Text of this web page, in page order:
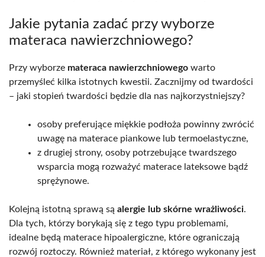
Jakie pytania zadać przy wyborze
materaca nawierzchniowego?
Przy wyborze materaca nawierzchniowego warto
przemyśleć kilka istotnych kwestii. Zacznijmy od twardości
– jaki stopień twardości będzie dla nas najkorzystniejszy?
osoby preferujące miękkie podłoża powinny zwrócić
uwagę na materace piankowe lub termoelastyczne,
z drugiej strony, osoby potrzebujące twardszego
wsparcia mogą rozważyć materace lateksowe bądź
sprężynowe.
Kolejną istotną sprawą są alergie lub skórne wrażliwości.
Dla tych, którzy borykają się z tego typu problemami,
idealne będą materace hipoalergiczne, które ograniczają
rozwój roztoczy. Również materiał, z którego wykonany jest